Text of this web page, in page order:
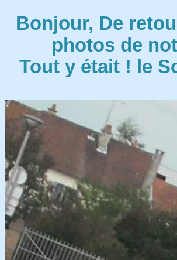
Bonjour, De
photos de
Tout y était ! le